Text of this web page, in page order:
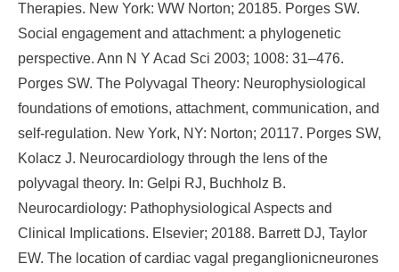
Therapies. New York: WW Norton; 20185. Porges SW.
Social engagement and attachment: a phylogenetic
perspective. Ann N Y Acad Sci 2003; 1008: 31–476.
Porges SW. The Polyvagal Theory: Neurophysiological
foundations of emotions, attachment, communication, and
self-regulation. New York, NY: Norton; 20117. Porges SW,
Kolacz J. Neurocardiology through the lens of the
polyvagal theory. In: Gelpi RJ, Buchholz B.
Neurocardiology: Pathophysiological Aspects and
Clinical Implications. Elsevier; 20188. Barrett DJ, Taylor
EW. The location of cardiac vagal preganglionicneurones